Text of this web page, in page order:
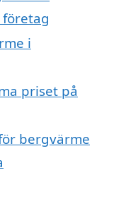
i
priset på
bergvärme